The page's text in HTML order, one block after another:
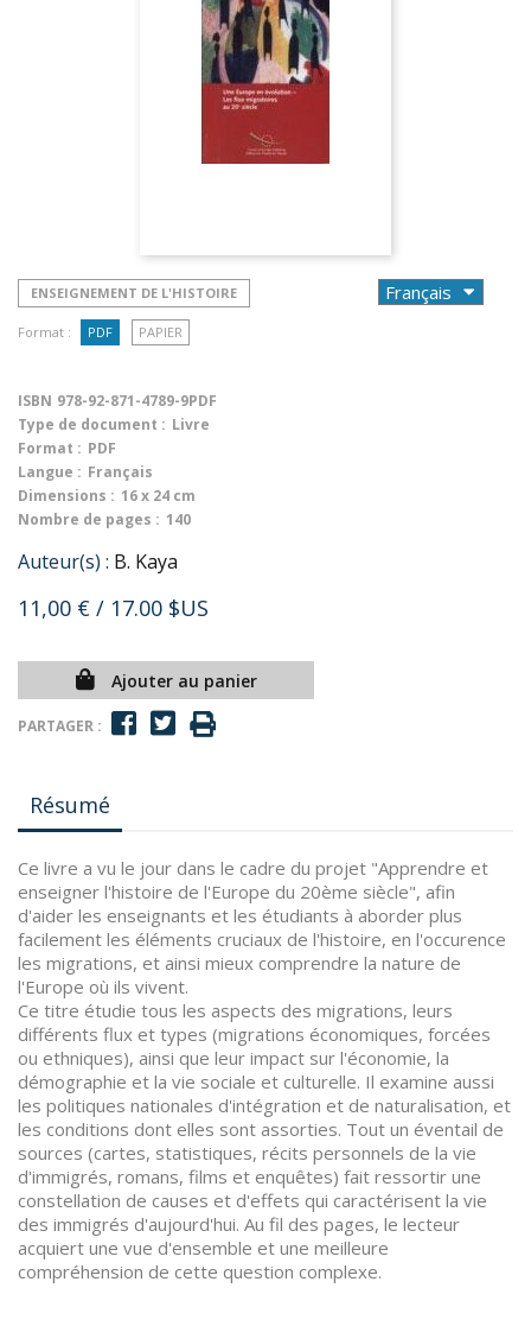
ENSEIGNEMENT DE L'HISTOIRE
Format : PDF PAPIER
ISBN 978-92-871-4789-9PDF
Type de document : Livre
Format : PDF
Langue : Français
Dimensions : 16 x 24 cm
Nombre de pages : 140
Auteur(s) : B. Kaya
11,00 € / 17.00 $US
Ajouter au panier
PARTAGER :
Résumé
Ce livre a vu le jour dans le cadre du projet "Apprendre et
enseigner l'histoire de l'Europe du 20ème siècle", afin
d'aider les enseignants et les étudiants à aborder plus
facilement les éléments cruciaux de l'histoire, en l'occurence
les migrations, et ainsi mieux comprendre la nature de
l'Europe où ils vivent.
Ce titre étudie tous les aspects des migrations, leurs
différents flux et types (migrations économiques, forcées
ou ethniques), ainsi que leur impact sur l'économie, la
démographie et la vie sociale et culturelle. Il examine aussi
les politiques nationales d'intégration et de naturalisation, et
les conditions dont elles sont assorties. Tout un éventail de
sources (cartes, statistiques, récits personnels de la vie
d'immigrés, romans, films et enquêtes) fait ressortir une
constellation de causes et d'effets qui caractérisent la vie
des immigrés d'aujourd'hui. Au fil des pages, le lecteur
acquiert une vue d'ensemble et une meilleure
compréhension de cette question complexe.